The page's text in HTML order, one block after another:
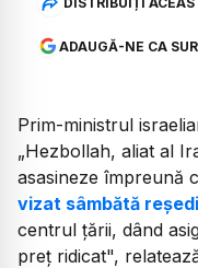
ADAUGĂ-NE CA
Prim-ministrul
„Hezbollah, aliat al
asasineze împreună
vizat sâmbătă
centrul ţării, dând
preţ ridicat",